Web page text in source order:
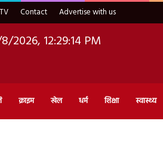
Contact Advertise with us
2026, 12:29:15 PM
क्राइम खेल धर्म शिक्षा स्वास्थ्य